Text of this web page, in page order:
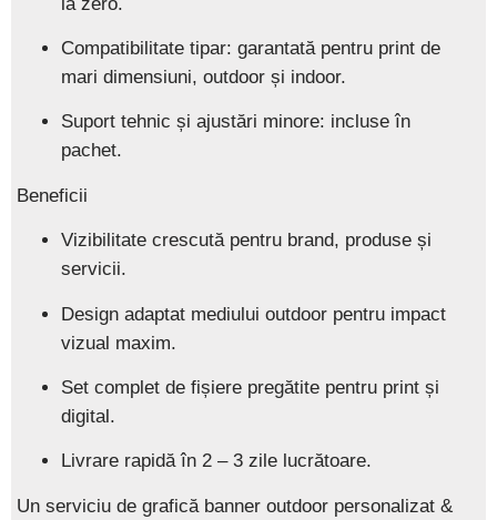
Compatibilitate tipar: garantată pentru print de
mari dimensiuni, outdoor și indoor.
Suport tehnic și ajustări minore: incluse în
pachet.
Beneficii
Vizibilitate crescută pentru brand, produse și
servicii.
Design adaptat mediului outdoor pentru impact
vizual maxim.
Set complet de fișiere pregătite pentru print și
digital.
Livrare rapidă în 2 – 3 zile lucrătoare.
Un serviciu de grafică banner outdoor personalizat &